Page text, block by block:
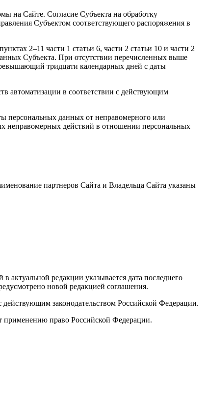
на Сайте. Согласие Субъекта на обработку
Субъектом соответствующего распоряжения в
2–11 части 1 статьи 6, части 2 статьи 10 и части 2
Субъекта. При отсутствии перечисленных выше
тридцати календарных дней с даты
автоматизации в соответствии с действующим
персональных данных от неправомерного или
неправомерных действий в отношении персональных
партнеров Сайта и Владельца Сайта указаны
актуальной редакции указывается дата последнего
новой редакцией соглашения.
действующим законодательством Российской Федерации.
применению право Российской Федерации.